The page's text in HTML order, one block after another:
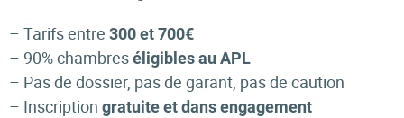
– Tarifs entre 300 et 700€
– 90% chambreséligibles au APL
– Pas de dossier, pas de garant, pas de caution
– Inscription gratuite et dans engagement